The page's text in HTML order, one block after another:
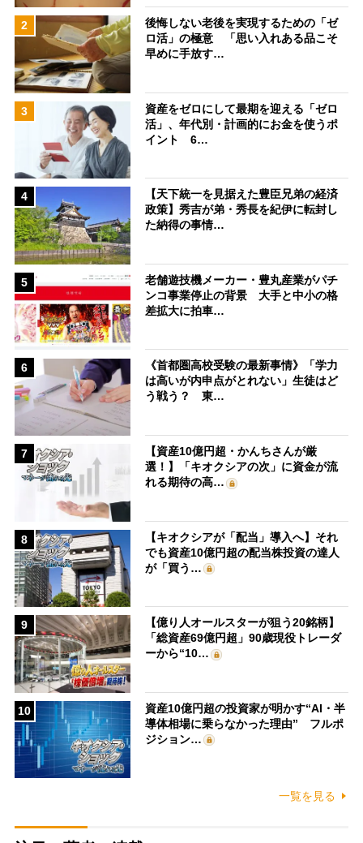
2
後悔しない老後を実現するための「ゼ
ロ活」の極意 「思い入れある品こそ
早めに手放す…
3
資産をゼロにして最期を迎える「ゼロ
活」、年代別・計画的にお金を使うポ
イント 6…
4
【天下統一を見据えた豊臣兄弟の経済
政策】秀吉が弟・秀長を紀伊に転封し
た納得の事情…
5
老舗遊技機メーカー・豊丸産業がパチ
ンコ事業停止の背景 大手と中小の格
差拡大に拍車…
6
《首都圏高校受験の最新事情》「学力
は高いが内申点がとれない」生徒はど
う戦う？ 東…
7
【資産10億円超・かんちさんが厳
選！】「キオクシアの次」に資金が流
れる期待の高…
8
【キオクシアが「配当」導入へ】それ
でも資産10億円超の配当株投資の達人
が「買う…
9
【億り人オールスターが狙う20銘柄】
「総資産69億円超」90歳現役トレーダ
ーから“10…
10
資産10億円超の投資家が明かす“AI・半
導体相場に乗らなかった理由” フルポ
ジション…
一覧を見る